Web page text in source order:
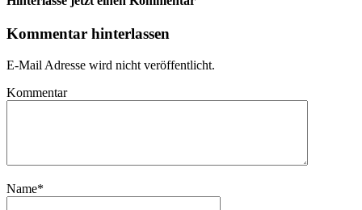
Kommentar hinterlassen
E-Mail Adresse wird nicht veröffentlicht.
Kommentar
Name*